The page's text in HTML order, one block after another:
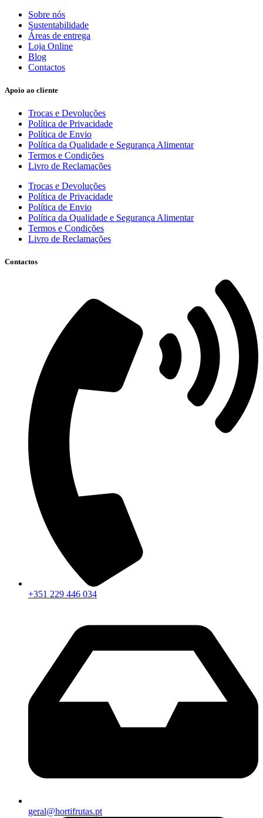
Sobre nós
Sustentabilidade
Áreas de entrega
Loja Online
Blog
Contactos
Apoio ao cliente
Trocas e Devoluções
Política de Privacidade
Política de Envio
Política da Qualidade e Segurança Alimentar
Termos e Condições
Livro de Reclamações
Trocas e Devoluções
Política de Privacidade
Política de Envio
Política da Qualidade e Segurança Alimentar
Termos e Condições
Livro de Reclamações
Contactos
+351 229 446 034
geral@hortifrutas.pt